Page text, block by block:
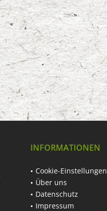
INFORMATIONEN
Cookie-Einstellungen
Über uns
Datenschutz
Impressum